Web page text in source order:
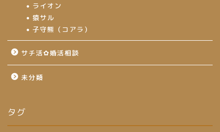
ライオン
猿サル
子守熊（コアラ）
サチ活✿婚活相談
未分類
タグ